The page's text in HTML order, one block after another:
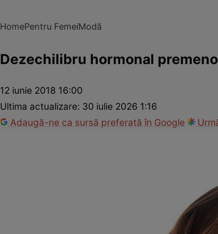
HomePentru FemeiModă
Dezechilibru hormonal
12 iunie 2018 16:00
Ultima actualizare: 30 iulie 2026 1:16
Adaugă-ne ca sursă preferată în Google